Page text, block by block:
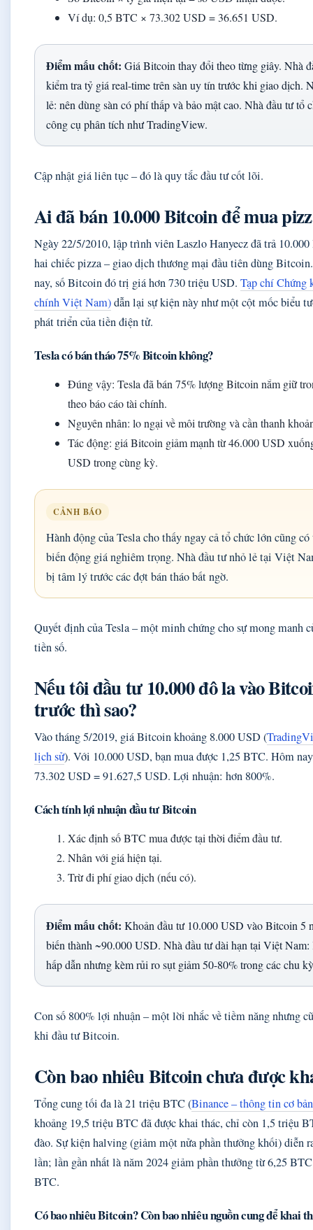
Ví dụ: 0,5 BTC × 73.302 USD = 36.651 USD.
Điểm mấu chốt: Giá Bitcoin thay đổi theo từng giây. Nhà
kiểm tra tỷ giá real-time trên sàn uy tín trước khi giao dịch.
lẻ: nên dùng sàn có phí thấp và bảo mật cao. Nhà đầu tư tổ
công cụ phân tích như TradingView.
Cập nhật giá liên tục – đó là quy tắc đầu tư cốt lõi.
Ai đã bán 10.000 Bitcoin để mua
Ngày 22/5/2010, lập trình viên Laszlo Hanyecz đã trả
hai chiếc pizza – giao dịch thương mại đầu tiên dùng
nay, số Bitcoin đó trị giá hơn 730 triệu USD. Tạp chí Chứng
chính Việt Nam)dẫn lại sự kiện này như một cột mốc biểu
phát triển của tiền điện tử.
Tesla có bán tháo 75% Bitcoin không?
Đúng vậy: Tesla đã bán 75% lượng Bitcoin nắm giữ
theo báo cáo tài chính.
Nguyên nhân: lo ngại về môi trường và cần thanh
Tác động: giá Bitcoin giảm mạnh từ 46.000 USD
USD trong cùng kỳ.
CẢNH BÁO
Hành động của Tesla cho thấy ngay cả tổ chức lớn cũng có
biến động giá nghiêm trọng. Nhà đầu tư nhỏ lẻ tại Việt
bị tâm lý trước các đợt bán tháo bất ngờ.
Quyết định của Tesla – một minh chứng cho sự mong manh
tiền số.
Nếu tôi đầu tư 10.000 đô la vào
trước thì sao?
Vào tháng 5/2019, giá Bitcoin khoảng 8.000 USD (
lịch sử). Với 10.000 USD, bạn mua được 1,25 BTC. Hôm
73.302 USD = 91.627,5 USD. Lợi nhuận: hơn 800%.
Cách tính lợi nhuận đầu tư Bitcoin
Xác định số BTC mua được tại thời điểm đầu tư.
Nhân với giá hiện tại.
Trừ đi phí giao dịch (nếu có).
Điểm mấu chốt: Khoản đầu tư 10.000 USD vào Bitcoin 5
biến thành ~90.000 USD. Nhà đầu tư dài hạn tại Việt Nam:
hấp dẫn nhưng kèm rủi ro sụt giảm 50-80% trong các chu
Con số 800% lợi nhuận – một lời nhắc về tiềm năng nhưng
khi đầu tư Bitcoin.
Còn bao nhiêu Bitcoin chưa được
Tổng cung tối đa là 21 triệu BTC (Binance – thông tin cơ bản
khoảng 19,5 triệu BTC đã được khai thác, chỉ còn 1,5 triệu
đào. Sự kiện halving (giảm một nửa phần thưởng khối) diễn
lần; lần gần nhất là năm 2024 giảm phần thưởng từ 6,25
BTC.
Có bao nhiêu Bitcoin? Còn bao nhiêu nguồn cung để khai